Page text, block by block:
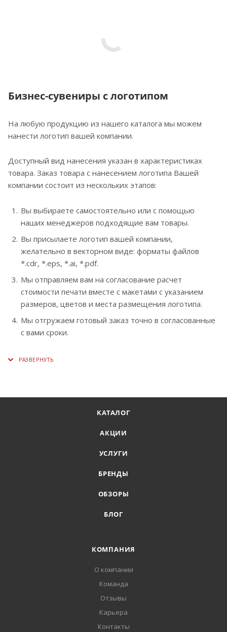
Бизнес-сувениры с логотипом
На любую продукцию из нашего каталога мы можем
нанести логотип вашей компании.
Доступный вид нанесения указан в характеристиках
товара. Заказ товара с нанесением логотипа Вашей
компании состоит из нескольких этапов:
Вы выбираете самостоятельно или с помощью
наших менеджеров подходящие вам товары.
Вы присылаете логотип вашей компании,
желательно в векторном виде: форматы файлов
*.cdr, *.eps, *.ai, *.pdf.
Мы отправляем вам на согласование расчет
стоимости печати вместе с макетами с указанием
размеров, цветов и места размещения логотипа.
Мы отгружаем готовый заказ точно в согласованные
с вами сроки.
КАТАЛОГ
АКЦИИ
УСЛУГИ
БРЕНДЫ
ОБЗОРЫ
БЛОГ
КОМПАНИЯ
О компании
Команда
Отзывы
Карьера
Контакты